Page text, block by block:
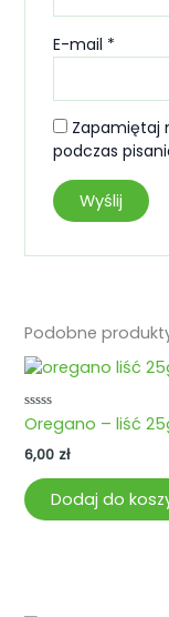
E-mail *
Zapamiętaj
podczas
Podobne
Oceniono
0
na
5
Oregano – liść
6,00 zł
Dodaj do